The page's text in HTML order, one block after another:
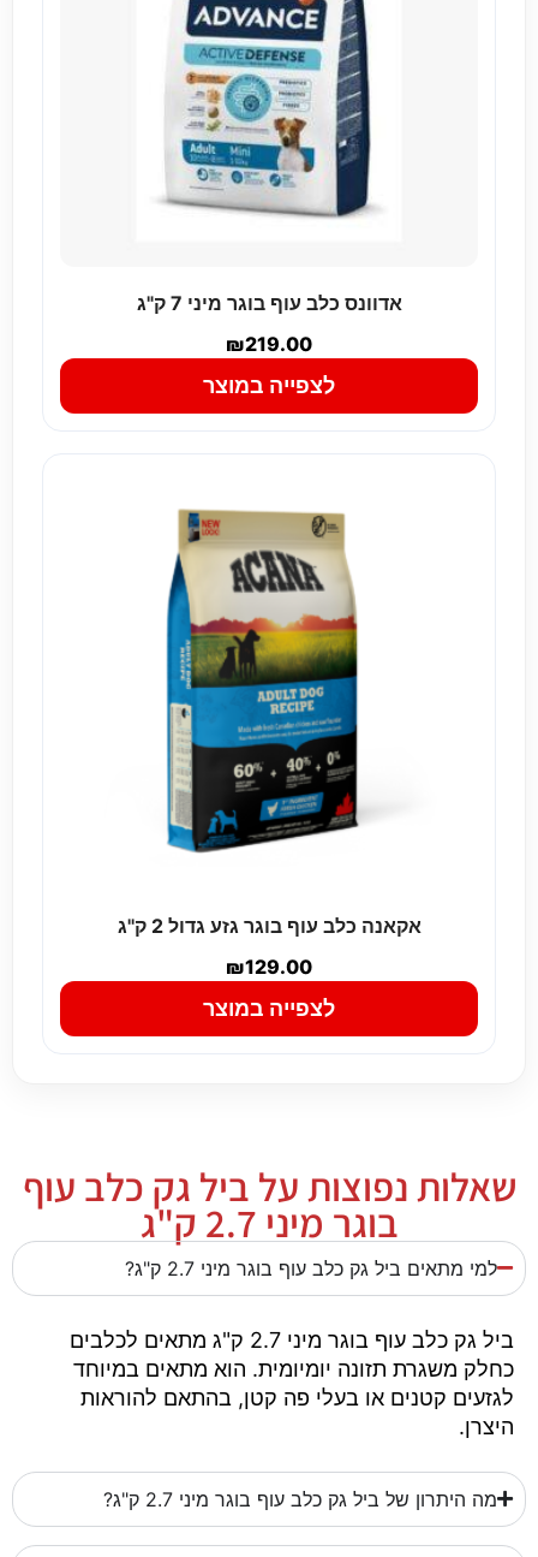
אדוונס כלב עוף בוגר מיני 7 ק"ג
₪219.00
לצפייה במוצר
אקאנה כלב עוף בוגר גזע גדול 2 ק''ג
₪129.00
לצפייה במוצר
שאלות נפוצות על ביל גק כלב עוף
בוגר מיני 2.7 ק"ג
למי מתאים ביל גק כלב עוף בוגר מיני 2.7 ק"ג?
ביל גק כלב עוף בוגר מיני 2.7 ק"ג מתאים לכלבים
כחלק משגרת תזונה יומיומית. הוא מתאים במיוחד
לגזעים קטנים או בעלי פה קטן, בהתאם להוראות
היצרן.
מה היתרון של ביל גק כלב עוף בוגר מיני 2.7 ק"ג?